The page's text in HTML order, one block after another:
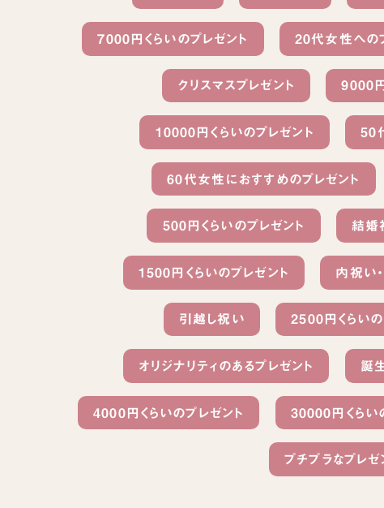
7000円くらいのプレゼント 20代女性への
クリスマスプレゼント 9000円
10000円くらいのプレゼント 50
60代女性におすすめのプレゼント
500円くらいのプレゼント 結婚
1500円くらいのプレゼント 内祝い
引越し祝い 2500円くらいの
オリジナリティのあるプレゼント 誕
4000円くらいのプレゼント 30000円くらい
プチプラなプレゼ